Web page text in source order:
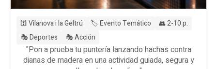
🕍 Vilanova i la Geltrú 🏷️ Evento Temático
👥 2-10 p.
🎭 Deportes
🎭 Acción
"Pon a prueba tu puntería lanzando hachas contra
dianas de madera en una actividad guiada, segura y